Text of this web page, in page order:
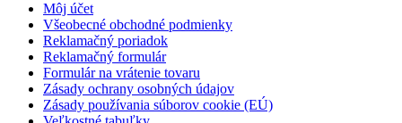
Môj účet
Všeobecné obchodné podmienky
Reklamačný poriadok
Reklamačný formulár
Formulár na vrátenie tovaru
Zásady ochrany osobných údajov
Zásady používania súborov cookie (EÚ)